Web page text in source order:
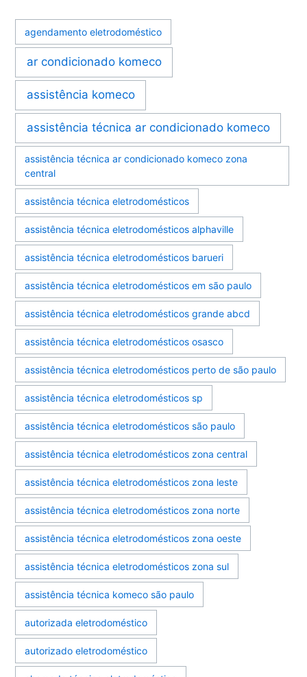
agendamento eletrodoméstico
ar condicionado komeco
assistência komeco
assistência técnica ar condicionado komeco
assistência técnica ar condicionado komeco zona
central
assistência técnica eletrodomésticos
assistência técnica eletrodomésticos alphaville
assistência técnica eletrodomésticos barueri
assistência técnica eletrodomésticos em são paulo
assistência técnica eletrodomésticos grande abcd
assistência técnica eletrodomésticos osasco
assistência técnica eletrodomésticos perto de são paulo
assistência técnica eletrodomésticos sp
assistência técnica eletrodomésticos são paulo
assistência técnica eletrodomésticos zona central
assistência técnica eletrodomésticos zona leste
assistência técnica eletrodomésticos zona norte
assistência técnica eletrodomésticos zona oeste
assistência técnica eletrodomésticos zona sul
assistência técnica komeco são paulo
autorizada eletrodoméstico
autorizado eletrodoméstico